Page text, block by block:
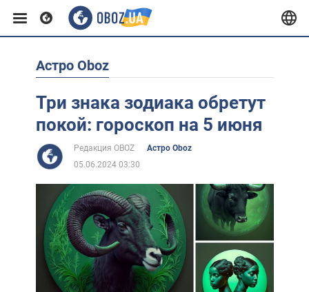
Европа
США
Азия
Африка
Жизнь
Астро Oboz
Три знака зодиака обретут
покой: гороскоп на 5 июня
Редакция OBOZ
Астро Oboz
05.06.2024 03:30